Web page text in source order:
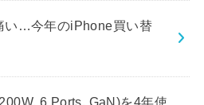
い…今年のiPhone買い替
6 Ports, GaN)を4年使